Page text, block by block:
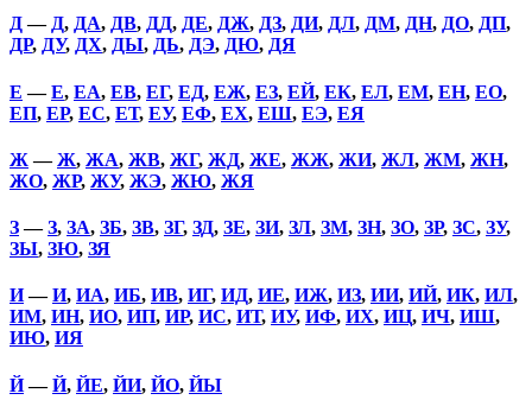
Д— Д, ДА, ДВ, ДД, ДЕ, ДЖ, ДЗ, ДИ, ДЛ, ДМ, ДН, ДО, ДП,
ДР, ДУ, ДХ, ДЫ, ДЬ, ДЭ, ДЮ, ДЯ
Е —Е, ЕА, ЕВ, ЕГ, ЕД, ЕЖ, ЕЗ, ЕЙ, ЕК, ЕЛ, ЕМ, ЕН, ЕО,
ЕП, ЕР, ЕС, ЕТ, ЕУ, ЕФ, ЕХ, ЕШ, ЕЭ, ЕЯ
Ж —Ж, ЖА, ЖВ, ЖГ, ЖД, ЖЕ, ЖЖ, ЖИ, ЖЛ, ЖМ, ЖН,
ЖО, ЖР, ЖУ, ЖЭ, ЖЮ, ЖЯ
З—З, ЗА, ЗБ, ЗВ, ЗГ, ЗД, ЗЕ, ЗИ, ЗЛ, ЗМ, ЗН, ЗО, ЗР, ЗС, ЗУ,
ЗЫ, ЗЮ, ЗЯ
И—И, ИА, ИБ, ИВ, ИГ, ИД, ИЕ, ИЖ, ИЗ, ИИ, ИЙ, ИК, ИЛ,
ИМ, ИН, ИО, ИП, ИР, ИС, ИТ, ИУ, ИФ, ИХ, ИЦ, ИЧ, ИШ,
ИЮ, ИЯ
Й—Й, ЙЕ, ЙИ, ЙО, ЙЫ